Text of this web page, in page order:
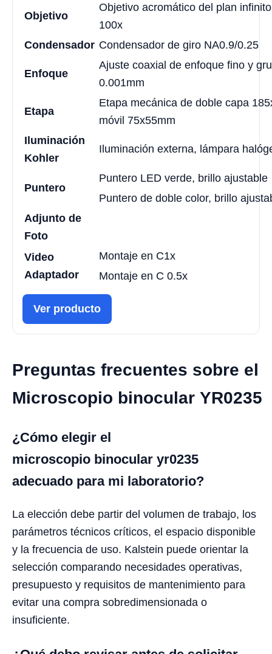
Objetivo
Objetivo acromático del plan
100x
Condensador Condensador de giro NA0.9/0.25
Enfoque
Ajuste coaxial de enfoque fino y
0.001mm
Etapa
Etapa mecánica de doble capa
móvil 75x55mm
Iluminación
Kohler
Iluminación externa, lámpara
Puntero
Puntero LED verde, brillo ajustable
Puntero de doble color, brillo
Adjunto de
Foto
Video
Adaptador
Montaje en C1x
Montaje en C 0.5x
Ver producto
Preguntas frecuentes sobre el
Microscopio binocular YR0235
¿Cómo elegir el
microscopio binocular yr0235
adecuado para mi laboratorio?
La elección debe partir del volumen de trabajo, los
parámetros técnicos críticos, el espacio disponible
y la frecuencia de uso. Kalstein puede orientar la
selección comparando necesidades operativas,
presupuesto y requisitos de mantenimiento para
evitar una compra sobredimensionada o
insuficiente.